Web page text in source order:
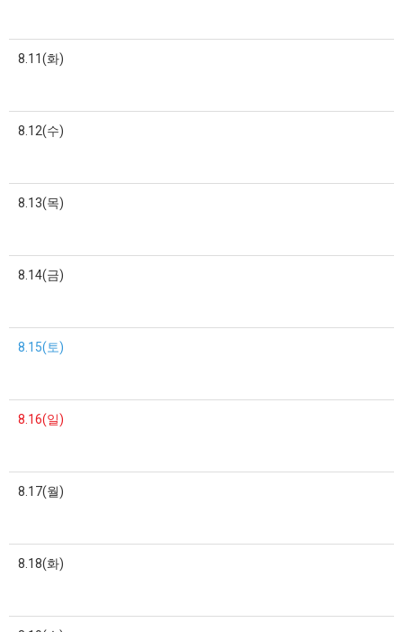
8.11(화)
8.12(수)
8.13(목)
8.14(금)
8.15(토)
8.16(일)
8.17(월)
8.18(화)